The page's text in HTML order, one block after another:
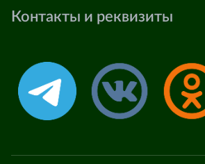
Контакты и реквизиты